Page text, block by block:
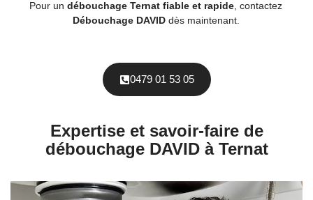
Pour un débouchage Ternat fiable et rapide, contactez
Débouchage DAVIDdès maintenant.
0479 01 53 05
Expertise et savoir-faire de
débouchage DAVID à Ternat